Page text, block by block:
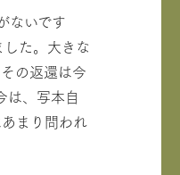
ないです
た。大きな
の返還は今
は、写本自
まり問われ